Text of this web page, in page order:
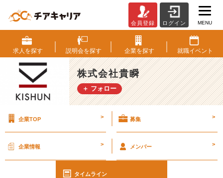
年
目
か
ら
経
営
申
の！？
【株
会員登録 ログイン MENU
求人を探す 説明会を探す 企業を探す 就職イベント
株式会社貴瞬
＋ フォロー
企業TOP > 募集 >
企業情報 > メンバー >
タイムライン